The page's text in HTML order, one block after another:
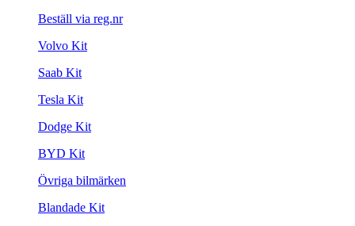
Beställ via reg.nr
Volvo Kit
Saab Kit
Tesla Kit
Dodge Kit
BYD Kit
Övriga bilmärken
Blandade Kit